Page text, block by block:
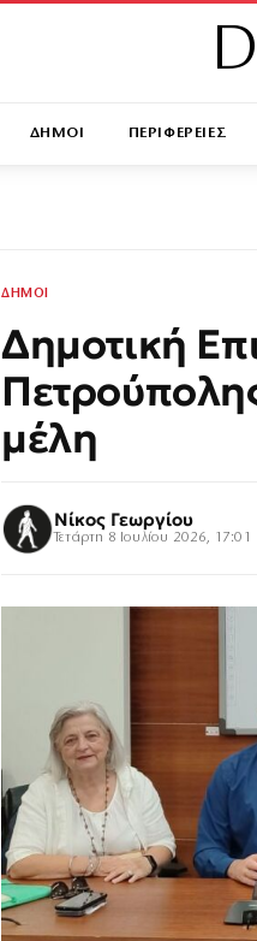
ΔΗΜΟΙ ΠΕΡΙΦΕΡΕΙΕΣ
ΔΗΜΟΙ
Δημοτική
μέλη
Νίκος Γεωργίου
Τετάρτη 8 Ιουλίου 2026, 17:01